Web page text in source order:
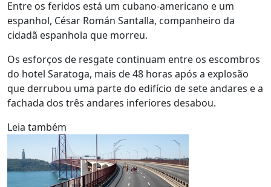
Entre os feridos está um cubano-americano e um
espanhol, César Román Santalla, companheiro da
cidadã espanhola que morreu.
Os esforços de resgate continuam entre os escombros
do hotel Saratoga, mais de 48 horas após a explosão
que derrubou uma parte do edifício de sete andares e a
fachada dos três andares inferiores desabou.
Leia também